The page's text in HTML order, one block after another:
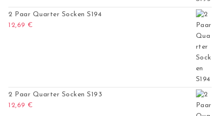
2 Paar Quarter Socken S194
12,69 €
2 Paar Quarter Socken S193
12,69 €